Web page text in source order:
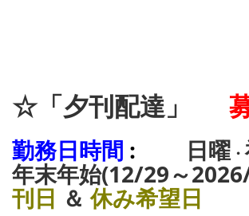
☆「夕刊配達」
勤務日時間 : 日曜 ・
年末年始(12/29～
刊日 ＆休み希望日